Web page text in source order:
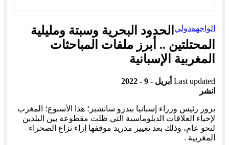
الواجهةدولي الحدود البحرية وسبتة ومليلية
المحتلتين .. أبرز ملفات المباحثات
المغربية الإسبانية
Last updated أبريل - 9 - 2022
انشر
يزور رئيس وزراء إسبانيا بيدرو سانشيز؛ هذا الأسبوع؛ المغرب
لإحياء العلاقات الدبلوماسية التي ظلت مقطوعة بين البلدين
لنحو عام، وذلك بعد تغيير مدريد موقفها إزاء نزاع الصحراء
المغربية .